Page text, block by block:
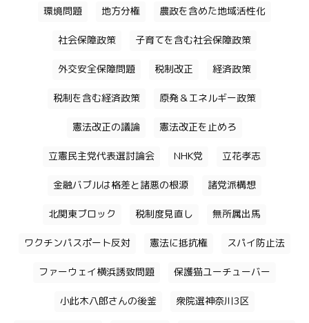
環境問題 地方分権 農政を含めた地域活性化
社会保障政策 子育てを含む社会保障政策
外交安全保障問題 税制改正 経済政策
税制を含む経済政策 原発＆エネルギー政策
憲法改正の議論 憲法改正を止めろ
立憲民主党代表選討論会 NHK党 立花孝志
金融バブルは格差と諸悪の根源 諸党派構想
北関東ブロック 税制度見直し 無所属出馬
ワクチンパスポート反対 憲法に抵抗権 スパイ防止法
ファーウェイ横浜誘致問題 保護猫ユーチューバー
小此木八郎さんの後釜 衆院選神奈川3区